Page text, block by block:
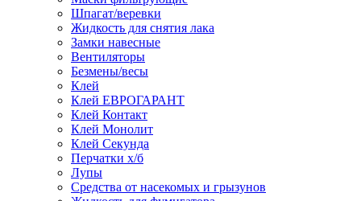
Шпагат/веревки
Жидкость для снятия лака
Замки навесные
Вентиляторы
Безмены/весы
Клей
Клей ЕВРОГАРАНТ
Клей Контакт
Клей Монолит
Клей Секунда
Перчатки х/б
Лупы
Средства от насекомых и грызунов